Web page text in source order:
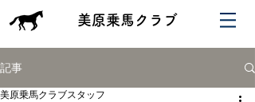
​美原乗馬クラブ
記事
美原乗馬クラブスタッフ